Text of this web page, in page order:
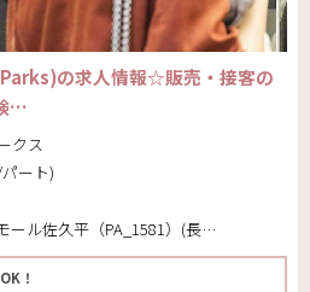
の求人情報☆販売・接客の
…
クス
ート)
久平（PA_1581）(長野県 佐久市)
！